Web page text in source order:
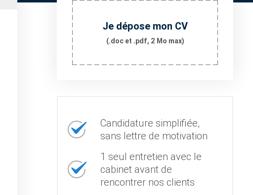
Je dépose mon CV
(.doc et .pdf, 2 Mo max)
Candidature simplifiée,
sans lettre de motivation
1 seul entretien avec le
cabinet avant de
rencontrer nos clients